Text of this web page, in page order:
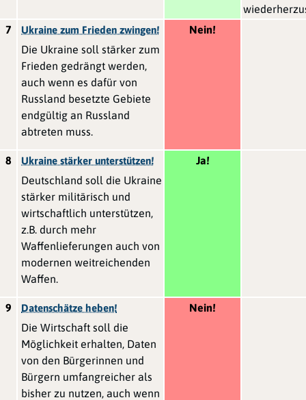
7
Ukraine zum Frieden zwingen!
Die Ukraine soll stärker zum
Frieden gedrängt werden,
auch wenn es dafür von
Russland besetzte Gebiete
endgültig an Russland
abtreten muss.
Nein!
8 Ukraine stärker unterstützen!
Deutschland soll die Ukraine
stärker militärisch und
wirtschaftlich unterstützen,
z.B. durch mehr
Waffenlieferungen auch von
modernen weitreichenden
Waffen.
Ja!
9 Datenschätze heben!
Die Wirtschaft soll die
Möglichkeit erhalten, Daten
von den Bürgerinnen und
Bürgern umfangreicher als
bisher zu nutzen, auch wenn
Nein!